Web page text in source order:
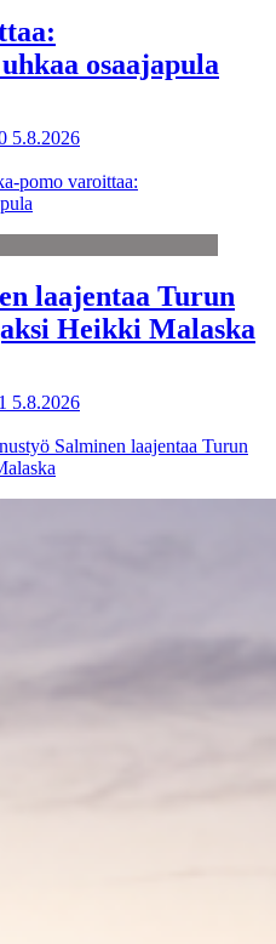
osaajapula
5.8.2026
pomo varoittaa:
laajentaa Turun
Heikki Malaska
5.8.2026
Salminen laajentaa Turun